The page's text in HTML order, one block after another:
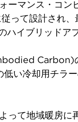
ーマンス・コ
って設計され
ブリッドア
Carbon)
い冷却用チラ
って地域暖房